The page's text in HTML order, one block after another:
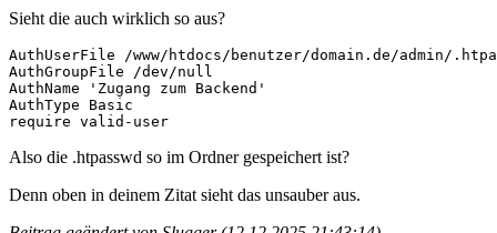
Sieht die auch wirklich so aus?
AuthUserFile /www/htdocs/benutzer/domain.de/admin/
AuthGroupFile /dev/null
AuthName 'Zugang zum Backend'
AuthType Basic
require valid-user
Also die .htpasswd so im Ordner gespeichert ist?
Denn oben in deinem Zitat sieht das unsauber aus.